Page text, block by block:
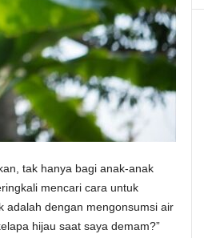
tak hanya bagi anak-anak
mencari cara untuk
adalah dengan mengonsumsi air
hijau saat saya demam?”